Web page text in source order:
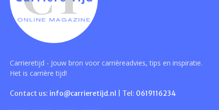
Carrieretijd - Jouw bron voor carrièreadvies, tips en inspiratie.
Het is carrière tijd!
Contact us: info@carrieretijd.nl | Tel: 0619116234